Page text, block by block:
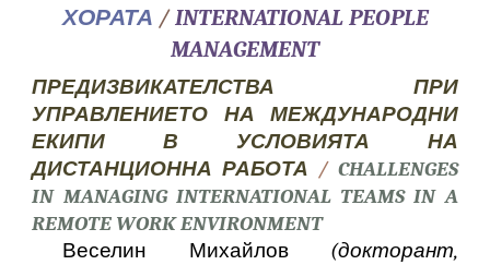
ХОРАТА /INTERNATIONAL PEOPLE
MANAGEMENT
ПРЕДИЗВИКАТЕЛСТВА ПРИ
УПРАВЛЕНИЕТО НА МЕЖДУНАРОДНИ
ЕКИПИ В УСЛОВИЯТА НА
ДИСТАНЦИОННА РАБОТА / CHALLENGES
IN MANAGING INTERNATIONAL TEAMS IN A
REMOTE WORK ENVIRONMENT
Веселин Михайлов (докторант,